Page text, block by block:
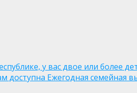
у вас двое или более
доступна Ежегодная